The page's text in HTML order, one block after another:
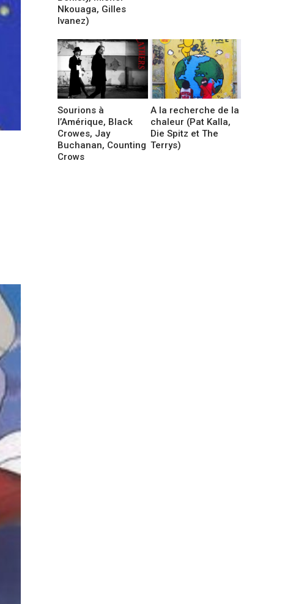
Nkouaga, Gilles
Ivanez)
Sourions à
l’Amérique, Black
Crowes, Jay
Buchanan, Counting
Crows
A la recherche de la
chaleur (Pat Kalla,
Die Spitz et The
Terrys)